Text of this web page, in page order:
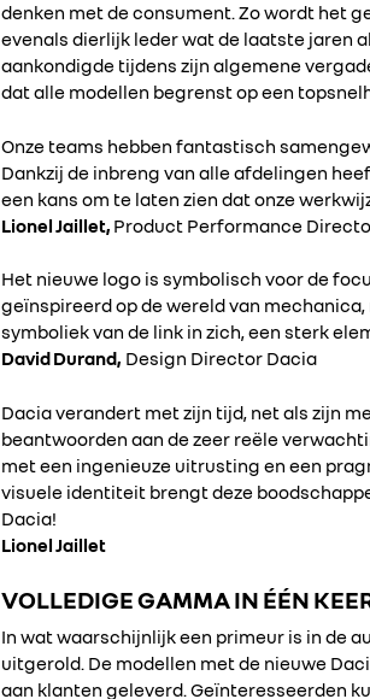
denken met de consument. Zo wordt het
evenals dierlijk leder wat de laatste jaren
aankondigde tijdens zijn algemene
dat alle modellen begrenst op een
Onze teams hebben fantastisch
Dankzij de inbreng van alle afdelingen
een kans om te laten zien dat onze
Lionel Jaillet, Product Performance
Het nieuwe logo is symbolisch voor de
geïnspireerd op de wereld van
symboliek van de link in zich, een sterk
David Durand, Design Director Dacia
Dacia verandert met zijn tijd, net als zijn
beantwoorden aan de zeer reële
met een ingenieuze uitrusting en een
visuele identiteit brengt deze
Dacia!
Lionel Jaillet
VOLLEDIGE GAMMA IN ÉÉN
In wat waarschijnlijk een primeur is in de
uitgerold. De modellen met de nieuwe
aan klanten geleverd. Geïnteresseerden